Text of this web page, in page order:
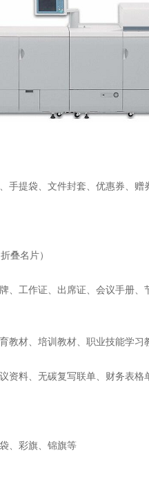
手提袋、文件封套、优惠券、赠
叠名片）
、工作证、出席证、会议手册
教材、培训教材、职业技能学习
资料、无碳复写联单、财务表格
、彩旗、锦旗等